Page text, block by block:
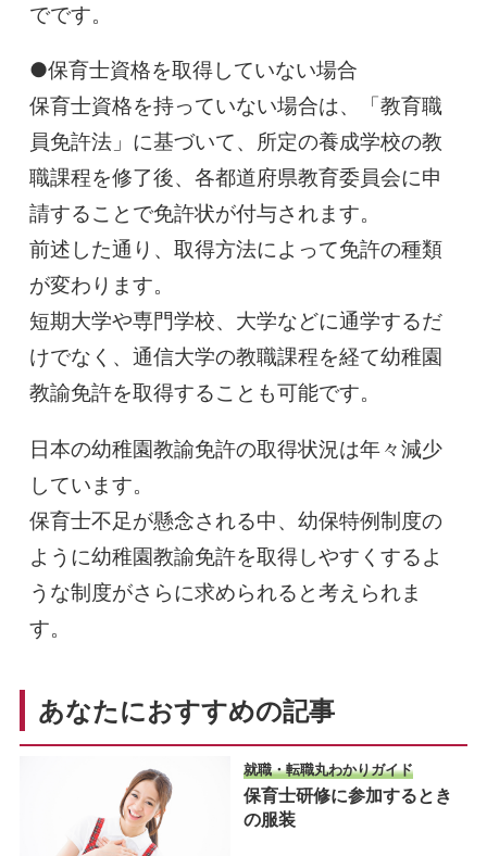
でです。
●保育士資格を取得していない場合
保育士資格を持っていない場合は、「教育職
員免許法」に基づいて、所定の養成学校の教
職課程を修了後、各都道府県教育委員会に申
請することで免許状が付与されます。
前述した通り、取得方法によって免許の種類
が変わります。
短期大学や専門学校、大学などに通学するだ
けでなく、通信大学の教職課程を経て幼稚園
教諭免許を取得することも可能です。
日本の幼稚園教諭免許の取得状況は年々減少
しています。
保育士不足が懸念される中、幼保特例制度の
ように幼稚園教諭免許を取得しやすくするよ
うな制度がさらに求められると考えられま
す。
あなたにおすすめの記事
就職・転職丸わかりガイド
保育士研修に参加するとき
の服装